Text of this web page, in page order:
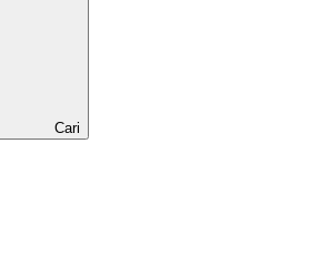
Cari